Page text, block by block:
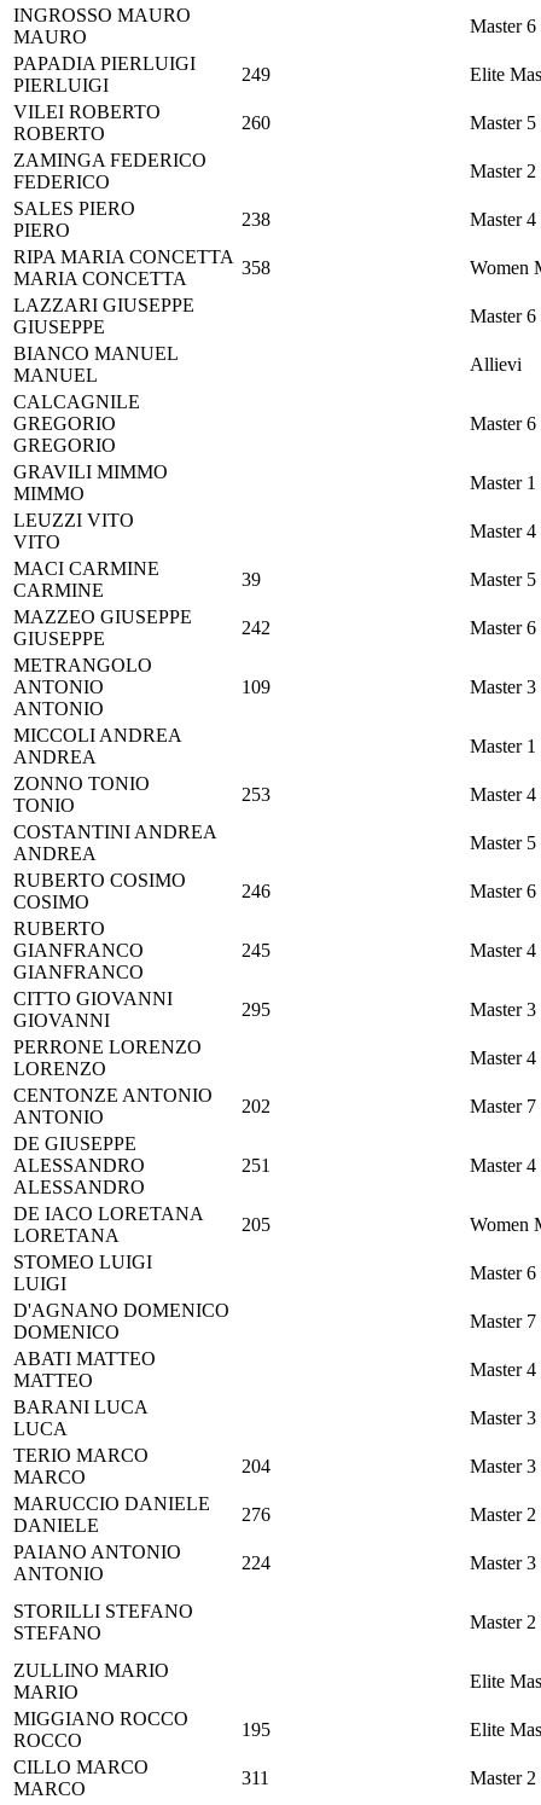
INGROSSO MAURO
MAURO
Master 6
PAPADIA PIERLUIGI
PIERLUIGI
249
Elite
VILEI ROBERTO
ROBERTO
260
Master 5
ZAMINGA FEDERICO
FEDERICO
Master 2
SALES PIERO
PIERO
238
Master 4
RIPA MARIA CONCETTA
MARIA CONCETTA
358
Women
LAZZARI GIUSEPPE
GIUSEPPE
Master 6
BIANCO MANUEL
MANUEL
Allievi
CALCAGNILE
GREGORIO
GREGORIO
Master 6
GRAVILI MIMMO
MIMMO
Master 1
LEUZZI VITO
VITO
Master 4
MACI CARMINE
CARMINE
39
Master 5
MAZZEO GIUSEPPE
GIUSEPPE
242
Master 6
METRANGOLO
ANTONIO
ANTONIO
109 Master 3
MICCOLI ANDREA
ANDREA
Master 1
ZONNO TONIO
TONIO
253
Master 4
COSTANTINI ANDREA
ANDREA
Master 5
RUBERTO COSIMO
COSIMO
246
Master 6
RUBERTO
GIANFRANCO
GIANFRANCO
245 Master 4
CITTO GIOVANNI
GIOVANNI
295
Master 3
PERRONE LORENZO
LORENZO
Master 4
CENTONZE ANTONIO
ANTONIO
202
Master 7
DE GIUSEPPE
ALESSANDRO
ALESSANDRO
251 Master 4
DE IACO LORETANA
LORETANA
205
Women
STOMEO LUIGI
LUIGI
Master 6
D'AGNANO DOMENICO
DOMENICO
Master 7
ABATI MATTEO
MATTEO
Master 4
BARANI LUCA
LUCA
Master 3
TERIO MARCO
MARCO
204
Master 3
MARUCCIO DANIELE
DANIELE
276
Master 2
PAIANO ANTONIO
ANTONIO
224 Master 3
STORILLI STEFANO
STEFANO
Master 2
ZULLINO MARIO
MARIO
Elite
MIGGIANO ROCCO
ROCCO
195
Elite
CILLO MARCO
MARCO
311 Master 2